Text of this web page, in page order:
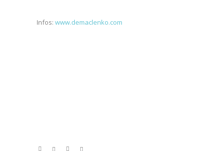
Infos: www.demaclenko.com